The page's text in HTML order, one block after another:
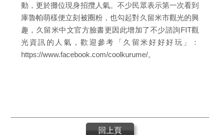
動，更於攤位現身招攬人氣。不少民眾表示第一次看到
庫魯帕萌樣便立刻被圈粉，也勾起對久留米市觀光的興
趣，久留米中文官方臉書更因此增加了不少諮詢FIT觀
光資訊的人氣，歡迎參考「久留米好好好玩」：
https://www.facebook.com/coolkurume/。
回上頁